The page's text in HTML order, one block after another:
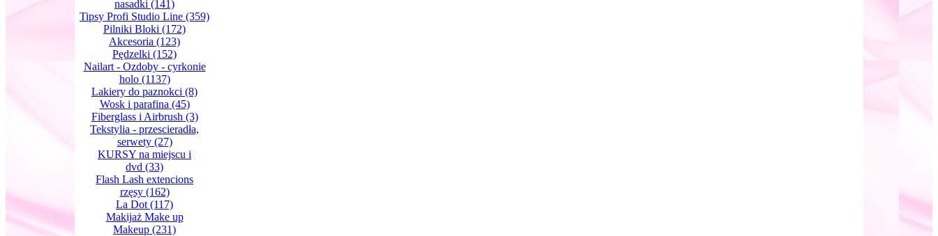
nasadki (141)
Tipsy Profi Studio Line (359)
Pilniki Bloki (172)
Akcesoria (123)
Pędzelki (152)
Nailart - Ozdoby - cyrkonie
holo(1137)
Lakiery do paznokci (8)
Wosk i parafina (45)
Fiberglass i Airbrush (3)
Tekstylia - przescieradła,
serwety(27)
KURSY na miejscu i
dvd (33)
Flash Lash extencions
rzęsy(162)
La Dot (117)
Makijaż Make up
Makeup (231)